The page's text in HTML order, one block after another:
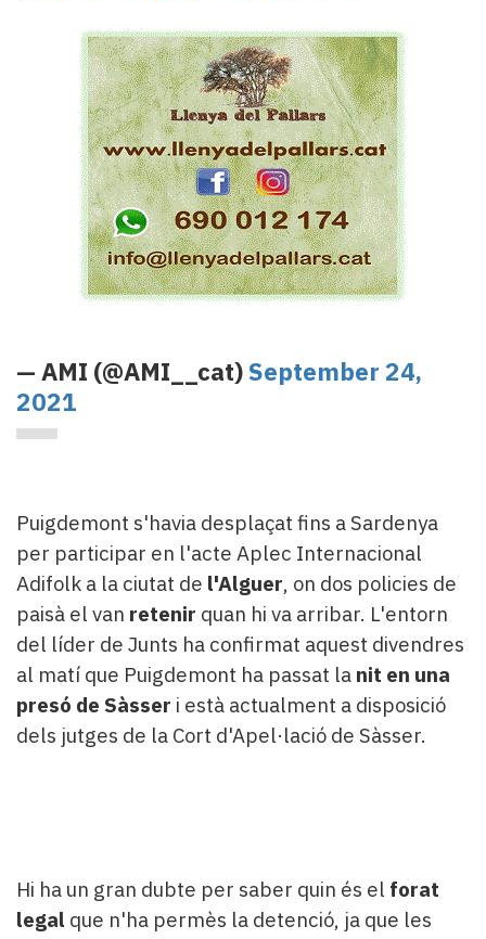
— AMI (@AMI__cat)September 24,
2021
Puigdemont s'havia desplaçat fins a Sardenya
per participar en l'acte Aplec Internacional
Adifolk a la ciutat de l'Alguer, on dos policies de
paisà el van retenir quan hi va arribar. L'entorn
del líder de Junts ha confirmat aquest divendres
al matí que Puigdemont ha passat la nit en una
presó de Sàsser i està actualment a disposició
dels jutges de la Cort d'Apel·lació de Sàsser.
Hi ha un gran dubte per saber quin és el forat
legal que n'ha permès la detenció, ja que les